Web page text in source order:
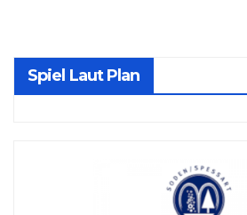
Spiel Laut Plan